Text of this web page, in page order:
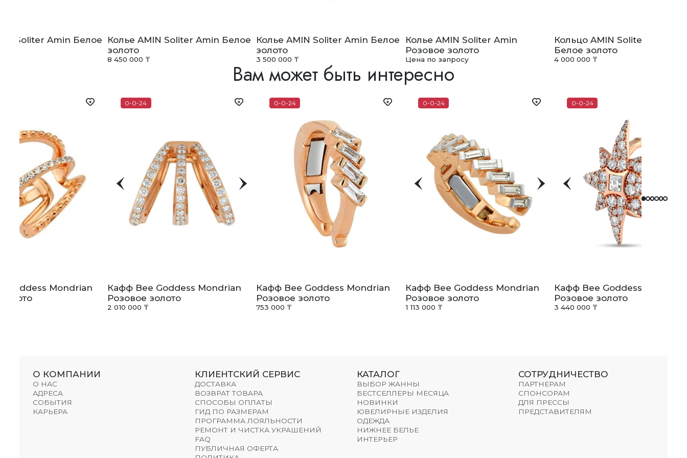
Soliter Amin Белое
Колье AMIN Soliter Amin Белое
золото
8 450 000 ₸
Колье AMIN Soliter Amin Белое
золото
3 500 000 ₸
Колье AMIN Soliter Amin
Розовое золото
Цена по запросу
Кольцо AMIN Soliter Amin
Белое золото
4 000 000 ₸
Вам может быть интересно
Goddess Mondrian
0-0-24
Кафф Bee Goddess Mondrian
Розовое золото
2 010 000 ₸
0-0-24
Кафф Bee Goddess Mondrian
Розовое золото
753 000 ₸
0-0-24
Кафф Bee Goddess Mondrian
Розовое золото
1 113 000 ₸
0-0-24
Кафф Bee Goddess Venus
Розовое золото
3 440 000 ₸
О КОМПАНИИ
О НАС
АДРЕСА
СОБЫТИЯ
КАРЬЕРА
КЛИЕНТСКИЙ СЕРВИС
ДОСТАВКА
ВОЗВРАТ ТОВАРА
СПОСОБЫ ОПЛАТЫ
ГИД ПО РАЗМЕРАМ
ПРОГРАММА ЛОЯЛЬНОСТИ
РЕМОНТ И ЧИСТКА УКРАШЕНИЙ
FAQ
ПУБЛИЧНАЯ ОФЕРТА
КАТАЛОГ
ВЫБОР ЖАННЫ
БЕСТСЕЛЛЕРЫ МЕСЯЦА
НОВИНКИ
ЮВЕЛИРНЫЕ ИЗДЕЛИЯ
ОДЕЖДА
НИЖНЕЕ БЕЛЬЕ
ИНТЕРЬЕР
СОТРУДНИЧЕСТВО
ПАРТНЕРАМ
СПОНСОРАМ
ДЛЯ ПРЕССЫ
ПРЕДСТАВИТЕЛЯМ